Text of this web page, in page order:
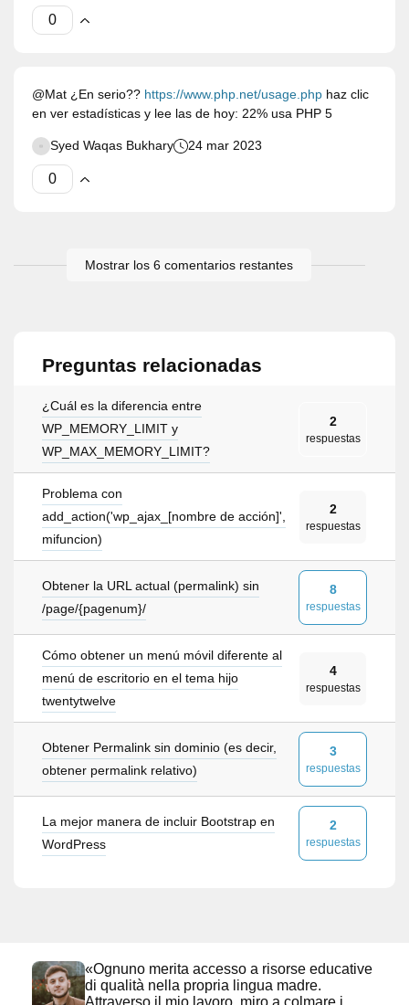
@Mat ¿En serio?? https://www.php.net/usage.php haz clic
en ver estadísticas y lee las de hoy: 22% usa PHP 5
Syed Waqas Bukhary 24 mar 2023
Mostrar los 6 comentarios restantes
Preguntas relacionadas
¿Cuál es la diferencia entre
WP_MEMORY_LIMIT y
WP_MAX_MEMORY_LIMIT?
2
respuestas
Problema con
add_action('wp_ajax_[nombre de acción]',
mifuncion)
2
respuestas
Obtener la URL actual (permalink) sin
/page/{pagenum}/
8
respuestas
Cómo obtener un menú móvil diferente al
menú de escritorio en el tema hijo
twentytwelve
4
respuestas
Obtener Permalink sin dominio (es decir,
obtener permalink relativo)
3
respuestas
La mejor manera de incluir Bootstrap en
WordPress
2
respuestas
«Ognuno merita accesso a risorse educative
di qualità nella propria lingua madre.
Attraverso il mio lavoro, miro a colmare i